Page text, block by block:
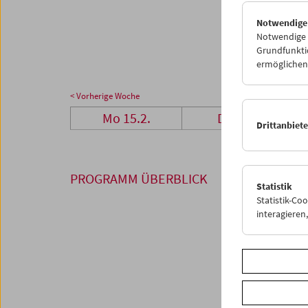
08
< Vorherige Woche
Mo 15.2. Di 16.2.
PROGRAMM ÜBERBLICK
Notwendige
Statistik
Statistik-